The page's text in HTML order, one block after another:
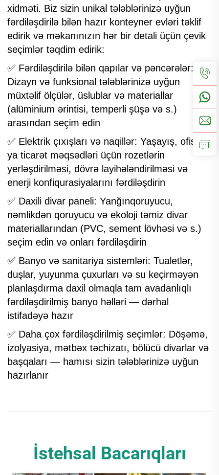
xidməti. Biz sizin unikal tələblərinizə uyğun
fərdiləşdirilə bilən hazır konteyner evləri təklif
edirik və məkanınızın hər bir detali üçün çevik
seçimlər təqdim edirik:
✅ Fərdiləşdirilə bilən qapılar və pəncərələr:
Dizayn və funksional tələblərinizə uyğun
müxtəlif ölçülər, üslublar və materiallar
(alüminium ərintisi, temperli şüşə və s.)
arasından seçim edin
✅ Elektrik çıxışları və naqillər: Yaşayış, ofis və
ya ticarət məqsədləri üçün rozetlərin
yerləşdirilməsi, dövrə layihələndirilməsi və
enerji konfiqurasiyalarını fərdiləşdirin
✅ Daxili divar paneli: Yanğınqoruyucu,
nəmlikdən qoruyucu və ekoloji təmiz divar
materiallarından (PVC, sement lövhəsi və s.)
seçim edin və onları fərdiləşdirin
✅ Banyo və sanitariya sistemləri: Tualetlər,
duşlar, yuyunma çuxurları və su keçirməyən
planlaşdırma daxil olmaqla tam avadanlıqlı
fərdiləşdirilmiş banyo həlləri — dərhal
istifadəyə hazır
✅ Daha çox fərdiləşdirilmiş seçimlər: Döşəmə,
izolyasiya, mətbəx təchizatı, bölücü divarlar və
başqaları — hamısı sizin tələblərinizə uyğun
hazırlanır
İstehsal Bacarıqları